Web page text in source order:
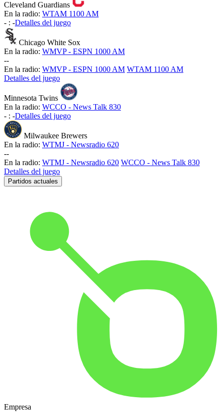
Cleveland Guardians
En la radio: WTAM 1100 AM
- : -Detalles del juego
Chicago White Sox
En la radio: WMVP - ESPN 1000 AM
--
En la radio: WMVP - ESPN 1000 AM WTAM 1100 AM
Detalles del juego
Minnesota Twins
En la radio: WCCO - News Talk 830
- : -Detalles del juego
Milwaukee Brewers
En la radio: WTMJ - Newsradio 620
--
En la radio: WTMJ - Newsradio 620 WCCO - News Talk 830
Detalles del juego
Partidos actuales
Empresa